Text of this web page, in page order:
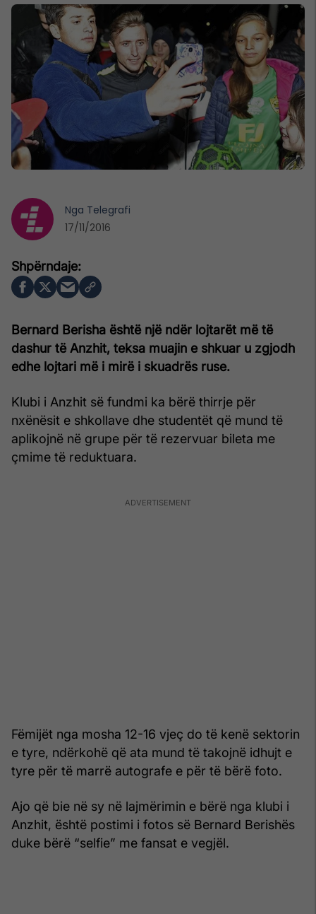
Bernard Berisha është një ndër lojtarët më të
dashur të Anzhit, teksa muajin e shkuar u zgjodh
edhe lojtari më i mirë i skuadrës ruse.
Klubi i Anzhit së fundmi ka bërë thirrje për
nxënësit e shkollave dhe studentët që mund të
aplikojnë në grupe për të rezervuar bileta me
çmime të reduktuara.
Fëmijët nga mosha 12-16 vjeç do të kenë sektorin
e tyre, ndërkohë që ata mund të takojnë idhujt e
tyre për të marrë autografe e për të bërë foto.
Ajo që bie në sy në lajmërimin e bërë nga klubi i
Anzhit, është postimi i fotos së Bernard Berishës
duke bërë “selfie” me fansat e vegjël.
Nga Telegrafi
17/11/2016